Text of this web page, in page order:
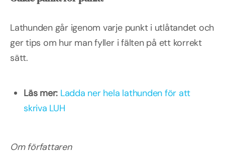
Lathunden går igenom varje punkt i utlåtandet och
ger tips om hur man fyller i fälten på ett korrekt
sätt.
Läs mer: Ladda ner hela lathunden för att
skriva LUH
Om författaren